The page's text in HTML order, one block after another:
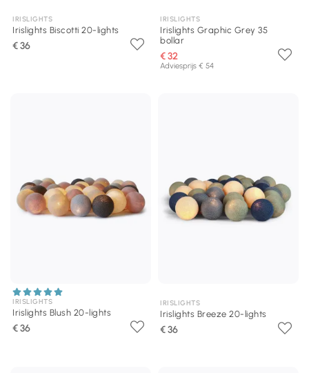
IRISLIGHTS
Irislights Biscotti 20-lights
€ 36
IRISLIGHTS
Irislights Graphic Grey 35
bollar
€ 32
Adviesprijs € 54
IRISLIGHTS
Irislights Blush 20-lights
€ 36
IRISLIGHTS
Irislights Breeze 20-lights
€ 36